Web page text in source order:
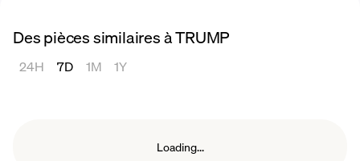
Des pièces similaires à TRUMP
24H 7D 1M 1Y
Loading...